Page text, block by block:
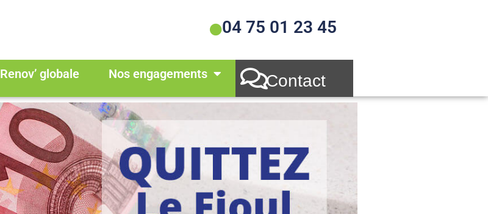
04 75 01 23 45
Renov’ globale Nos engagements Contact